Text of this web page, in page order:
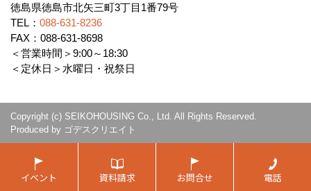
徳島県徳島市北矢三町3丁目1番79号
TEL： 088-631-8236
FAX：088-631-8698
＜営業時間＞9:00～18:30
＜定休日＞水曜日・祝祭日
Copyright (c) SEIKOHOUSING Co., Ltd. All Rights Reserved.
Produced by ゴデスクリエイト
イベント 資料請求 お問合せ 電話